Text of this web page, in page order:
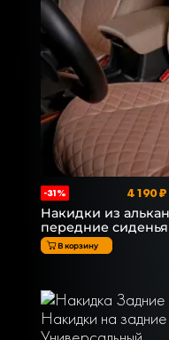
-31% 4 190 ₽
Накидки из
передние
В корзину